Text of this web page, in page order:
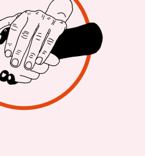
VonAdefunmi
Wer die Welt als
verlassen, das wusste
Buch von Antoine de
Herz braucht, um das
Augen von Lebewesen
wahrnehmen können.